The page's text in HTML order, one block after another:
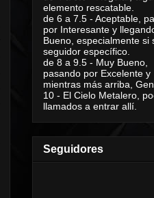
elemento rescatable.
de 6 a 7.5 - Aceptable,
por Interesante y
Bueno, especialmente si
seguidor específico.
de 8 a 9.5 - Muy Bueno,
pasando por Excelente y
mientras más arriba,
10 - El Cielo Metalero,
llamados a entrar allí.
Seguidores